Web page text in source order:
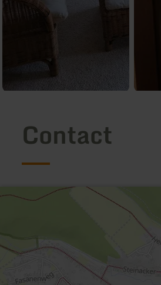
Contact